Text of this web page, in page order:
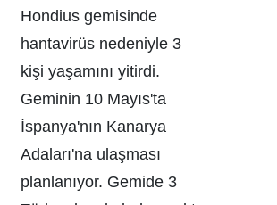
Hondius gemisinde
hantavirüs nedeniyle 3
kişi yaşamını yitirdi.
Geminin 10 Mayıs'ta
İspanya'nın Kanarya
Adaları'na ulaşması
planlanıyor. Gemide 3